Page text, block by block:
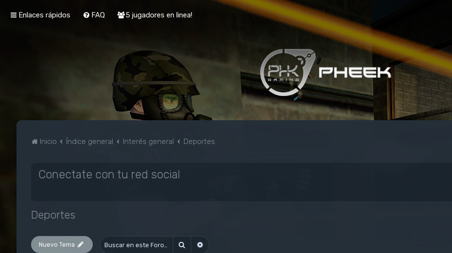
Enlaces rápidos FAQ 5 jugadores en linea!
Inicio Índice general Interés general Deportes
Conectate con tu red social
Deportes
Nuevo Tema Buscar Búsqueda avanzada